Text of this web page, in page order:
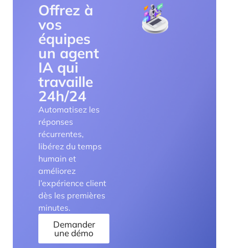
Offrez à
vos
équipes
un agent
IA qui
travaille
24h/24
Automatisez les
réponses
récurrentes,
libérez du temps
humain et
améliorez
l’expérience client
dès les premières
minutes.
Demander
une démo